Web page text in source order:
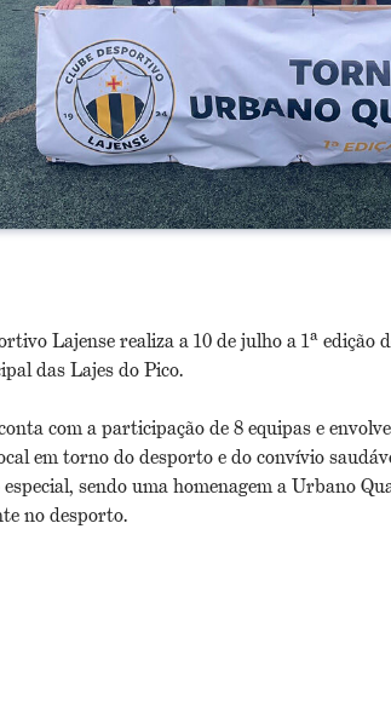
Lajense realiza a 10 de julho a 1ª
das Lajes do Pico.
com a participação de 8 equipas e
em torno do desporto e do convívio
sendo uma homenagem a Urbano
no desporto.